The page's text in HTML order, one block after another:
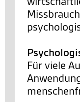
Für viele